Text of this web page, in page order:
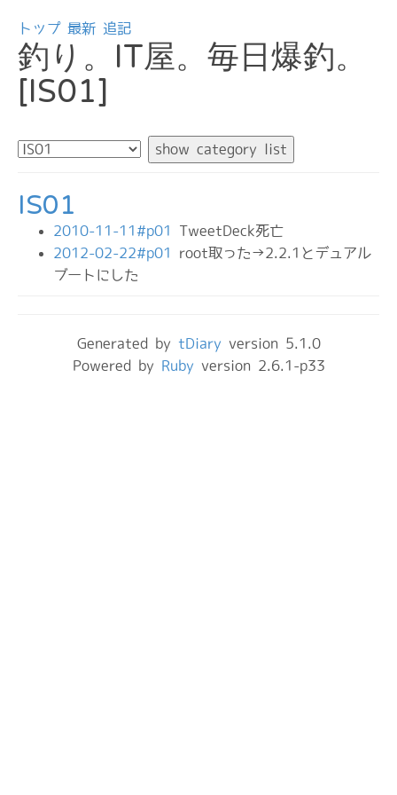
トップ 最新 追記
釣り。IT屋。毎日爆釣。
[IS01]
IS01
2010-11-11#p01 TweetDeck死亡
2012-02-22#p01 root取った→2.2.1とデュアル
ブートにした
Generated by tDiary version 5.1.0
Powered by Ruby version 2.6.1-p33